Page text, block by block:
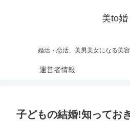
美to婚
婚活・恋活、美男美女になる美
運営者情報
子どもの結婚!知ってお